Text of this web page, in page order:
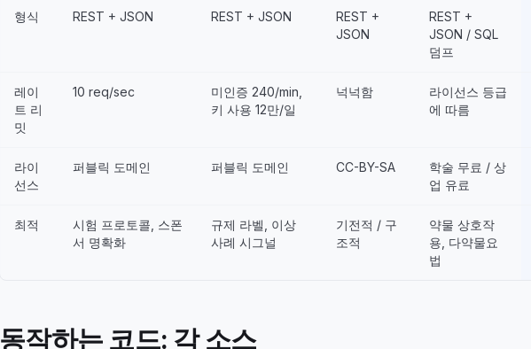
형식 REST + JSON REST + JSON
REST +
JSON
REST +
JSON / SQL
덤프
레이
트 리
밋
10 req/sec
미인증 240/min,
키 사용 12만/일
넉넉함
라이선스 등급
에 따름
라이
선스
퍼블릭 도메인 퍼블릭 도메인 CC-BY-SA
학술 무료 / 상
업 유료
최적
시험 프로토콜, 스폰
서 명확화
규제 라벨, 이상
사례 시그널
기전적 / 구
조적
약물 상호작
용, 다약물요
법
동작하는 코드: 각 소스